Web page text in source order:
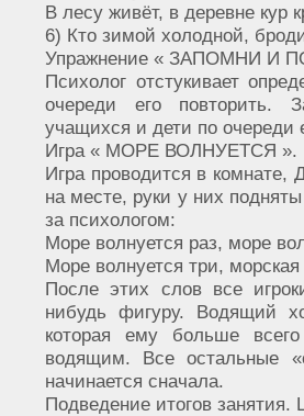
В лесу живёт, в деревне кур
6) Кто зимой холодной,
Упражнение « ЗАПОМНИ И
Психолог отстукивает
очереди его повторить.
учащихся и дети по очереди
Игра « МОРЕ ВОЛНУЕТСЯ ».
Игра проводится в комнате,
на месте, руки у них
за психологом:
Море волнуется раз, море
Море волнуется три,
После этих слов все
нибудь фигуру. Водящий
которая ему больше
водящим. Все остальные
начинается сначала.
Подведение итогов